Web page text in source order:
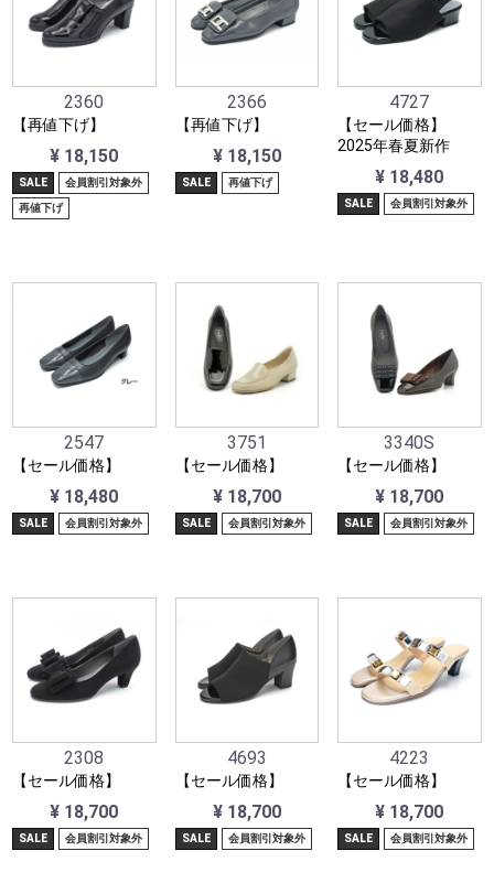
2360
【再値下げ】
¥ 18,150
SALE 会員割引対象外
再値下げ
2366
【再値下げ】
¥ 18,150
SALE 再値下げ
4727
【セール価格】
2025年春夏新作
¥ 18,480
SALE 会員割引対象外
2547
【セール価格】
¥ 18,480
SALE 会員割引対象外
3751
【セール価格】
¥ 18,700
SALE 会員割引対象外
3340S
【セール価格】
¥ 18,700
SALE 会員割引対象外
2308
【セール価格】
¥ 18,700
SALE 会員割引対象外
4693
【セール価格】
¥ 18,700
SALE 会員割引対象外
4223
【セール価格】
¥ 18,700
SALE 会員割引対象外